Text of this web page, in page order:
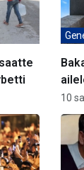
yeni
10